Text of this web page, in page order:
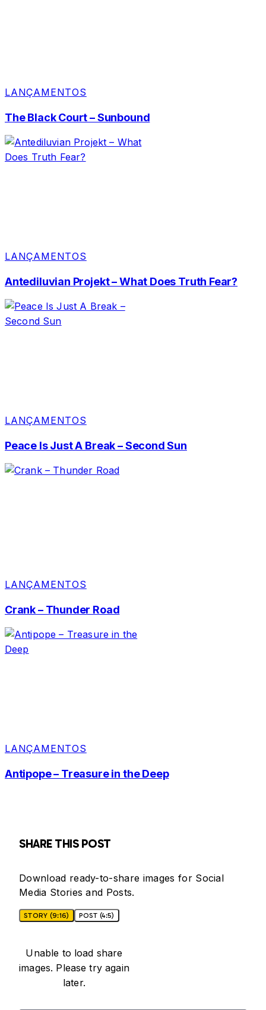
LANÇAMENTOS
The Black Court – Sunbound
LANÇAMENTOS
Antediluvian Projekt – What Does Truth Fear?
LANÇAMENTOS
Peace Is Just A Break – Second Sun
LANÇAMENTOS
Crank – Thunder Road
LANÇAMENTOS
Antipope – Treasure in the Deep
SHARE THIS POST
Download ready-to-share images for Social
Media Stories and Posts.
STORY (9:16) POST (4:5)
Unable to load share
images. Please try again
later.